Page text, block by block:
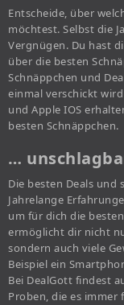
Entscheide, über
möchtest. Selbst die
Vergnügen. Du hast
über die besten
Schnäppchen und
einmal verschickt
und Apple IOS
besten Schnäppchen.
…
Die besten Deals und
Jahrelange
um für dich die
ermöglicht dir nicht
sondern auch viele
Beispiel ein
Bei DealGott findest
Proben, die es